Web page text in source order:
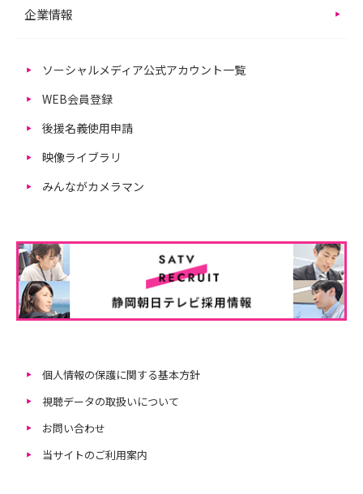
企業情報
ソーシャルメディア公式アカウント一覧
WEB会員登録
後援名義使用申請
映像ライブラリ
みんながカメラマン
個人情報の保護に関する基本方針
視聴データの取扱いについて
お問い合わせ
当サイトのご利用案内